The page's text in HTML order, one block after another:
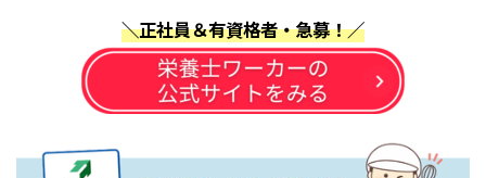
＼正社員＆有資格者・急募！／